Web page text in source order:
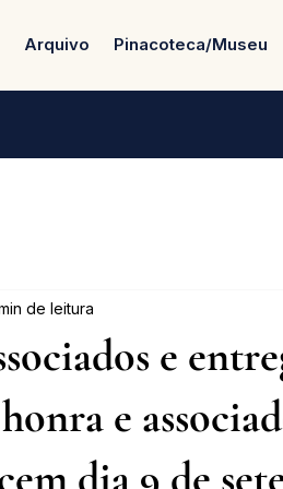
Arquivo Pinacoteca/Museu
e
e
dia 9 de
de leitura